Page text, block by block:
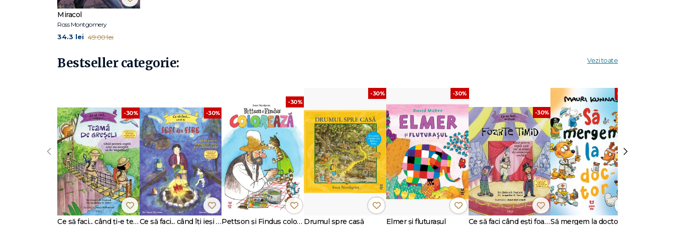
suprafațădisponibilă.Caută-l în social media
Miracol
Ross Montgomery
34.3 lei 49.00 lei
Bestseller categorie: Vezi toate
-30%
Ce să faci... când ți-e teamă de greșeli. Ghid pentru copiii care nu acceptă să fie imperfecți
-30%
Ce să faci... când îţi ieşi din fire. Ghid pentru copiii care nu-şi pot stăpâni furia
-30%
Pettson și Findus colorează
-30%
Drumul spre casă
-30%
Elmer și fluturașul
-30%
Ce să faci când ești foarte timid. Ghid pentru copiii care vor să scape de anxietatea socială
-30%
Să mergem la doctor
‹ ›